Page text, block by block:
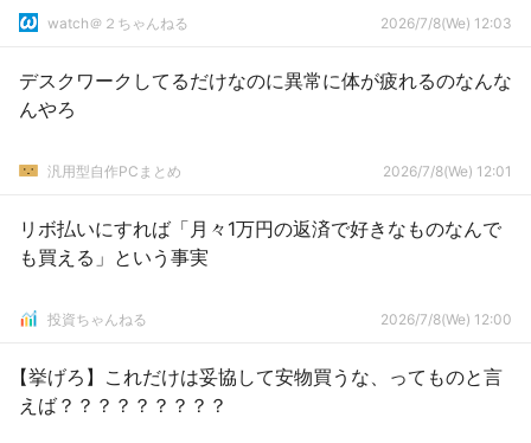
watch＠２ちゃんねる 2026/7/8(We) 12:03
デスクワークしてるだけなのに異常に体が疲れるのなんな
んやろ
汎用型自作PCまとめ 2026/7/8(We) 12:01
リボ払いにすれば「月々1万円の返済で好きなものなんで
も買える」という事実
投資ちゃんねる 2026/7/8(We) 12:00
【挙げろ】これだけは妥協して安物買うな、ってものと言
えば？？？？？？？？？